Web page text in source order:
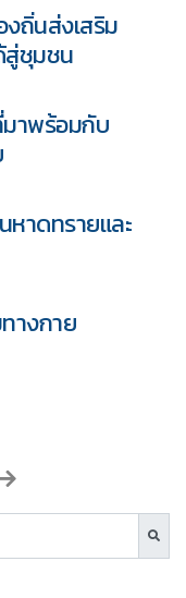
ถิ่นส่งเสริม
สู่ชุมชน
มาพร้อมกับ
หาดทรายและ
างกาย